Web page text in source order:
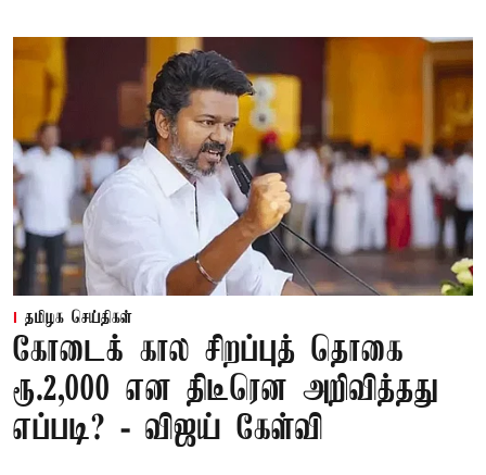
தமிழக செய்திகள்
கோடைக் கால சிறப்புத் தொகை
ரூ.2,000 என திடீரென அறிவித்தது
எப்படி? - விஜய் கேள்வி